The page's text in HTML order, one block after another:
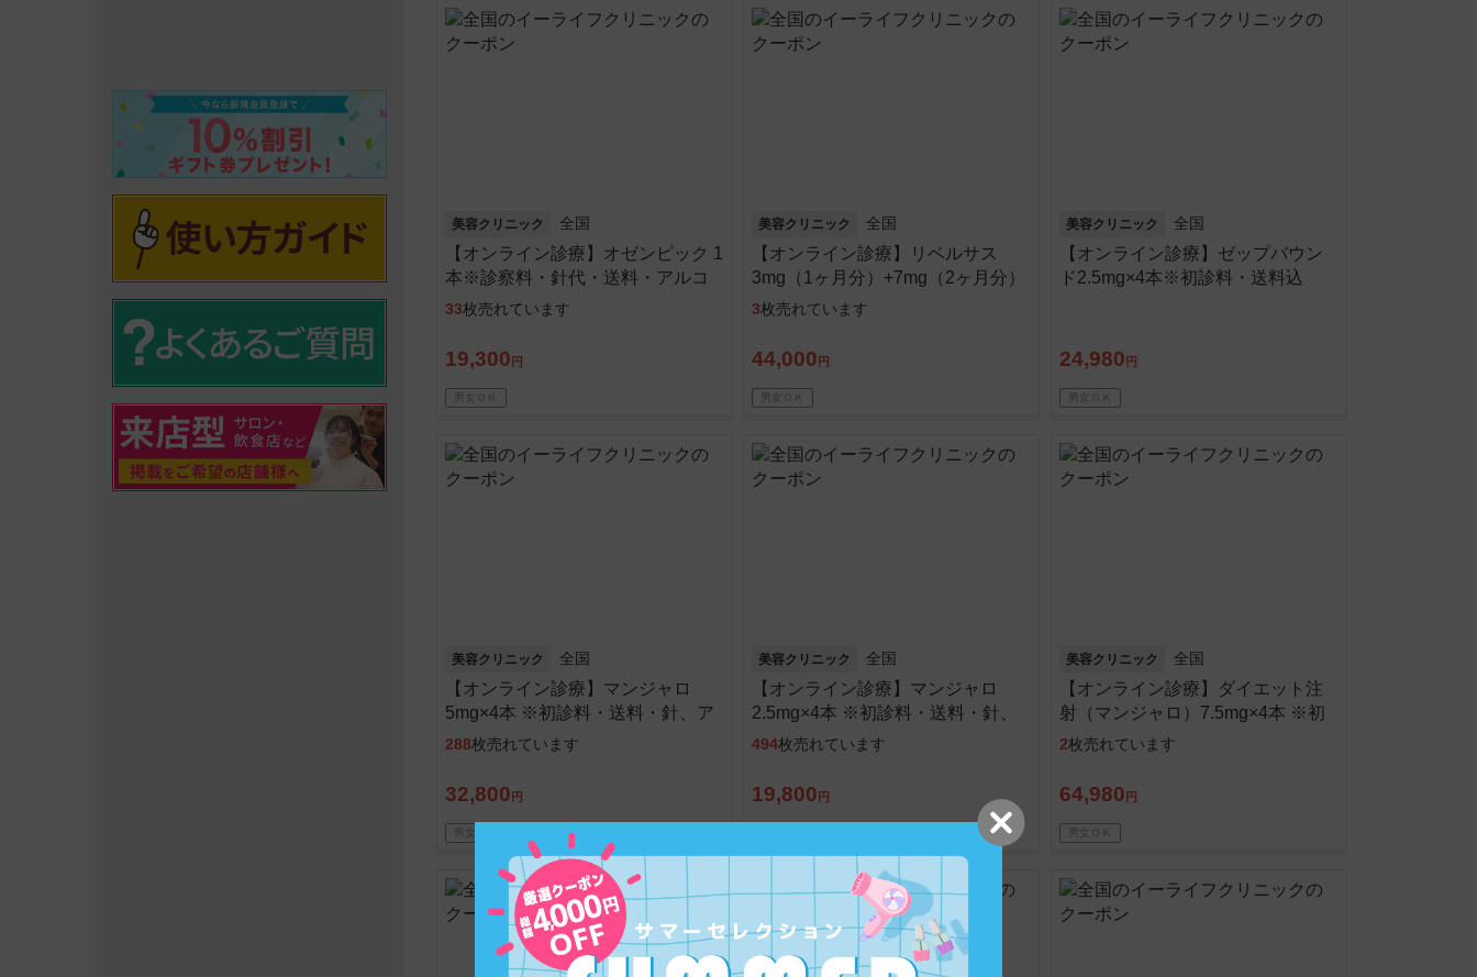
美容クリニック 全国
【オンライン診療】オゼンピック 1
本※診察料・針代・送料・アルコ
ール綿込
33枚売れています
19,300 円
男女ＯＫ
美容クリニック 全国
【オンライン診療】リベルサス
3mg（1ヶ月分）+7mg（2ヶ月分）
※初診料・送料込
3枚売れています
44,000 円
男女ＯＫ
美容クリニック 全国
【オンライン診療】ゼップバウン
ド2.5mg×4本※初診料・送料込
24,980 円
男女ＯＫ
美容クリニック 全国
【オンライン診療】マンジャロ
5mg×4本 ※初診料・送料・針、ア
ル綿込
288枚売れています
32,800 円
男女ＯＫ
美容クリニック 全国
【オンライン診療】マンジャロ
2.5mg×4本 ※初診料・送料・針、
アル綿込
494枚売れています
19,800 円
美容クリニック 全国
【オンライン診療】ダイエット注
射（マンジャロ）7.5mg×4本 ※初
診料・送料・針、アル綿込
2枚売れています
64,980 円
男女ＯＫ